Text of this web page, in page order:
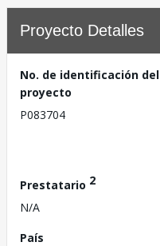
Proyecto Detalles
No. de identificación del
proyecto
P083704
Prestatario 2
N/A
País